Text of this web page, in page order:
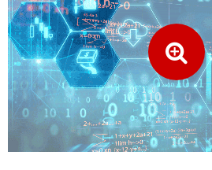
Jepang
Bahasa
korea
Bahasa
Indonesia